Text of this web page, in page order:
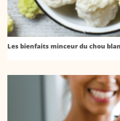
Les bienfaits minceur du chou